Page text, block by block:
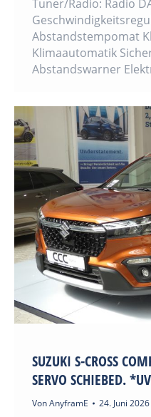
Tuner/Radio: Radio
Abstandstempomat
Klimaautomatik
Abstandswarner
SUZUKI S-CROSS
SERVO SCHIEBED.
VonAnyframE 24. Juni 2026